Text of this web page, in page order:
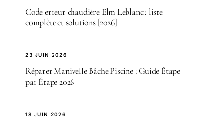
Code erreur chaudière Elm Leblanc : liste
complète et solutions [2026]
23 JUIN 2026
Réparer Manivelle Bâche Piscine : Guide Étape
par Étape 2026
18 JUIN 2026